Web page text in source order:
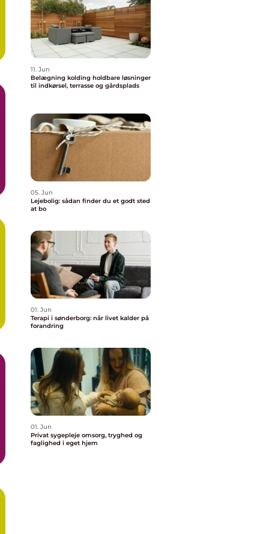
11. Jun
Belægning kolding holdbare løsninger
til indkørsel, terrasse og gårdsplads
05. Jun
Lejebolig: sådan finder du et godt sted
at bo
01. Jun
Terapi i sønderborg: når livet kalder på
forandring
01. Jun
Privat sygepleje omsorg, tryghed og
faglighed i eget hjem